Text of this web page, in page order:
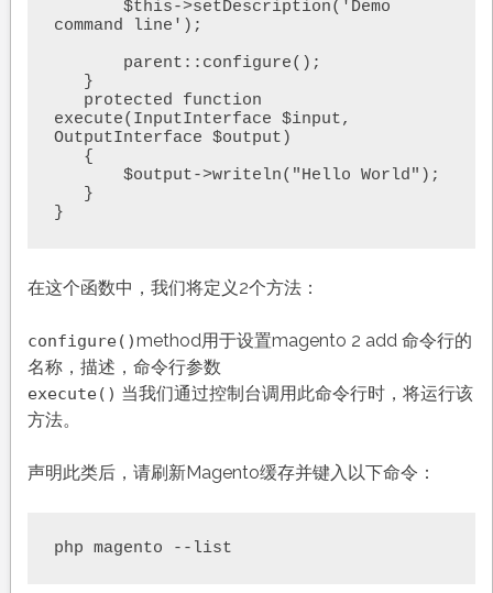
command line');
execute(InputInterface $input,
OutputInterface $output)
}
在这个函数中，我们将定义2个方法：
configure()method用于设置magento 2 add 命令行的
名称，描述，命令行参数
execute() 当我们通过控制台调用此命令行时，将运行该
方法。
声明此类后，请刷新Magento缓存并键入以下命令：
php magento --list